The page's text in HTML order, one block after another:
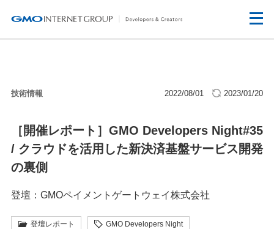
技術情報 2022/08/01 2023/01/20
［開催レポート］GMO Developers Night#35
/ クラウドを活用した新決済基盤サービス開発
の裏側
登壇：GMOペイメントゲートウェイ株式会社
登壇レポート GMO Developers Night